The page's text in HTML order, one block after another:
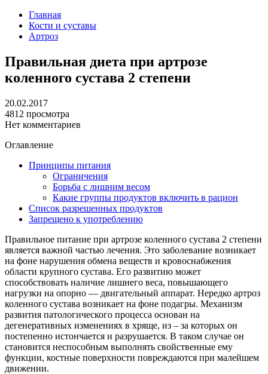
Главная
Кости и суставы
Артроз
Правильная диета при артрозе
коленного сустава 2 степени
20.02.2017
4812 просмотра
Нет комментариев
Оглавление
Принципы питания
Ограничения
Борьба с лишним весом
Какие группы продуктов включить в рацион
Список разрешенных продуктов
Запрещено к употреблению
Правильное питание при артрозе коленного сустава 2 степени
является важной частью лечения. Это заболевание возникает
на фоне нарушения обмена веществ и кровоснабжения
области крупного сустава. Его развитию может
способствовать наличие лишнего веса, повышающего
нагрузки на опорно — двигательный аппарат. Нередко артроз
коленного сустава возникает на фоне подагры. Механизм
развития патологического процесса основан на
дегенеративных изменениях в хряще, из – за которых он
постепенно истончается и разрушается. В таком случае он
становится неспособным выполнять свойственные ему
функции, костные поверхности повреждаются при малейшем
движении.